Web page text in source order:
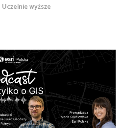
Uczelnie wyższe